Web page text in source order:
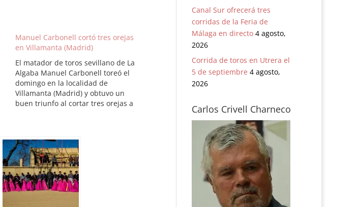
Manuel Carbonell cortó tres orejas
en Villamanta (Madrid)
El matador de toros sevillano de La
Algaba Manuel Carbonell toreó el
domingo en la localidad de
Villamanta (Madrid) y obtuvo un
buen triunfo al cortar tres orejas a
Mayoral, buenos. Luis González,…
Canal Sur ofrecerá tres
corridas de la Feria de
Málaga en directo 4 agosto,
2026
Corrida de toros en Utrera el
5 de septiembre 4 agosto,
2026
Carlos Crivell Charneco